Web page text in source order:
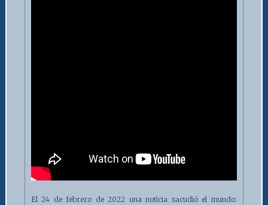
El 24 de febrero de 2022 una noticia sacudió el mundo: